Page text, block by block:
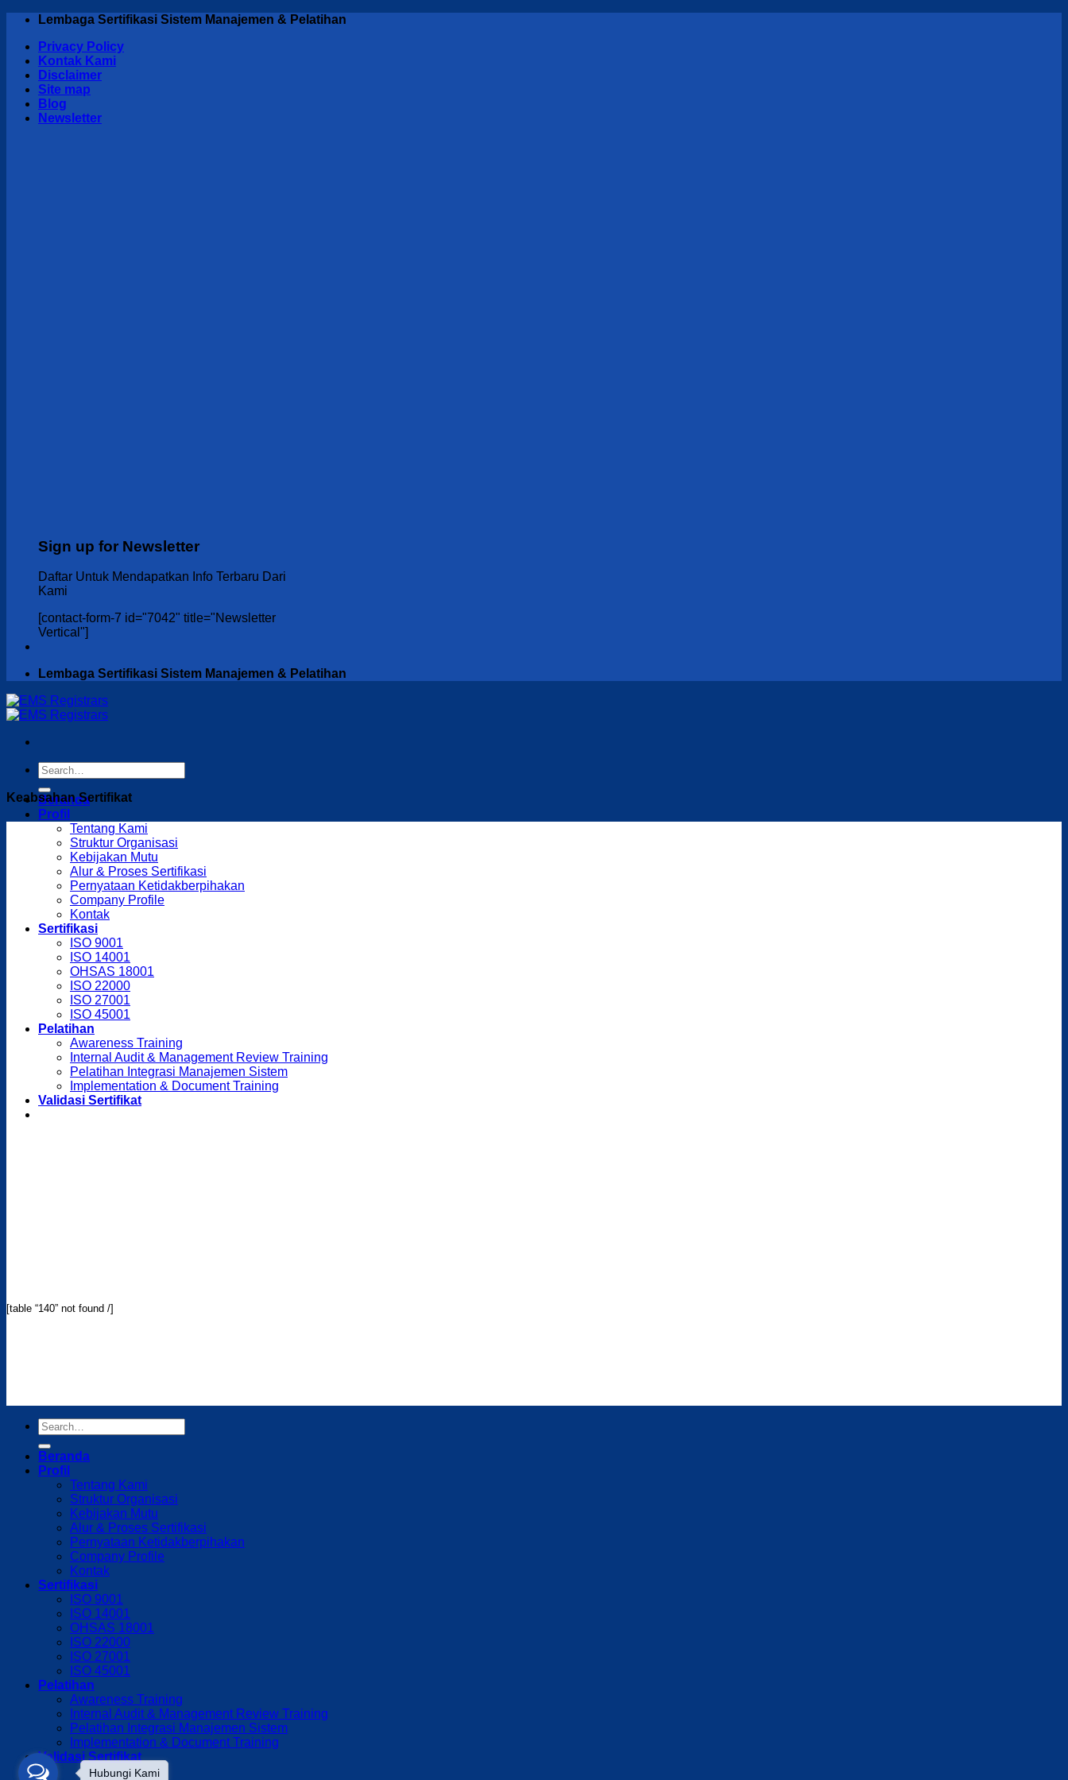
Skip
content
Lembaga Sertifikasi Sistem Manajemen & Pelatihan
Privacy Policy
Kontak Kami
Disclaimer
Site map
Blog
Newsletter
Sign up for Newsletter
Daftar Untuk Mendapatkan Info Terbaru Dari
Kami
[contact-form-7 id="7042" title="Newsletter
Vertical"]
Lembaga Sertifikasi Sistem Manajemen & Pelatihan
Beranda
Profil
Tentang Kami
Struktur Organisasi
Kebijakan Mutu
Alur & Proses Sertifikasi
Pernyataan Ketidakberpihakan
Company Profile
Kontak
Sertifikasi
ISO 9001
ISO 14001
OHSAS 18001
ISO 22000
ISO 27001
ISO 45001
Pelatihan
Awareness Training
Internal Audit & Management Review Training
Pelatihan Integrasi Manajemen Sistem
Implementation & Document Training
Validasi Sertifikat
Keabsahan Sertifikat
[table “140” not found /]
Beranda
Profil
Tentang Kami
Struktur Organisasi
Kebijakan Mutu
Alur & Proses Sertifikasi
Pernyataan Ketidakberpihakan
Company Profile
Kontak
Sertifikasi
ISO 9001
ISO 14001
OHSAS 18001
ISO 22000
ISO 27001
ISO 45001
Pelatihan
Awareness Training
Internal Audit & Management Review Training
Pelatihan Integrasi Manajemen Sistem
Implementation & Document Training
Validasi Sertifikat
Hubungi Kami